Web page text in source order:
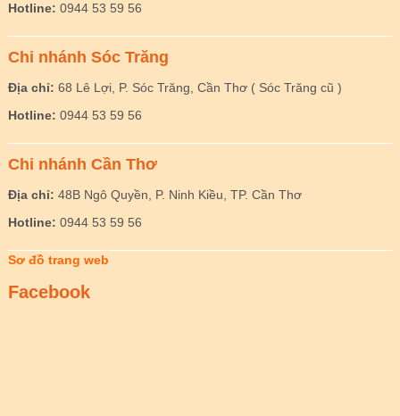
Hotline: 0944 53 59 56
Chi nhánh Sóc Trăng
Địa chỉ: 68 Lê Lợi, P. Sóc Trăng, Cần Thơ ( Sóc Trăng cũ )
Hotline: 0944 53 59 56
Chi nhánh Cần Thơ
Địa chỉ: 48B Ngô Quyền, P. Ninh Kiều, TP. Cần Thơ
Hotline: 0944 53 59 56
Sơ đồ trang web
Facebook